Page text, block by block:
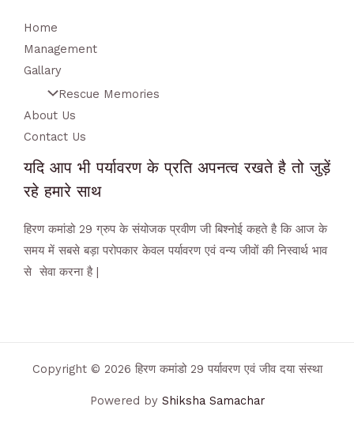
Home
Management
Gallary
Rescue Memories
About Us
Contact Us
यदि आप भी पर्यावरण के प्रति अपनत्व रखते है तो जुड़ें
रहे हमारे साथ
हिरण कमांडो 29 ग्रुप के संयोजक प्रवीण जी बिश्नोई कहते है कि आज के
समय में सबसे बड़ा परोपकार केवल पर्यावरण एवं वन्य जीवों की निस्वार्थ भाव
से सेवा करना है |
Copyright © 2026 हिरण कमांडो 29 पर्यावरण एवं जीव दया संस्था
Powered by Shiksha Samachar